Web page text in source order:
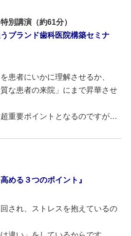
別講演（約61分）
うブランド歯科医院構築セミナ
患者にいかに理解させるか、
な患者の来院」にまで昇華させ
重要ポイントとなるのですが…
める３つのポイント』
され、ストレスを抱えているの